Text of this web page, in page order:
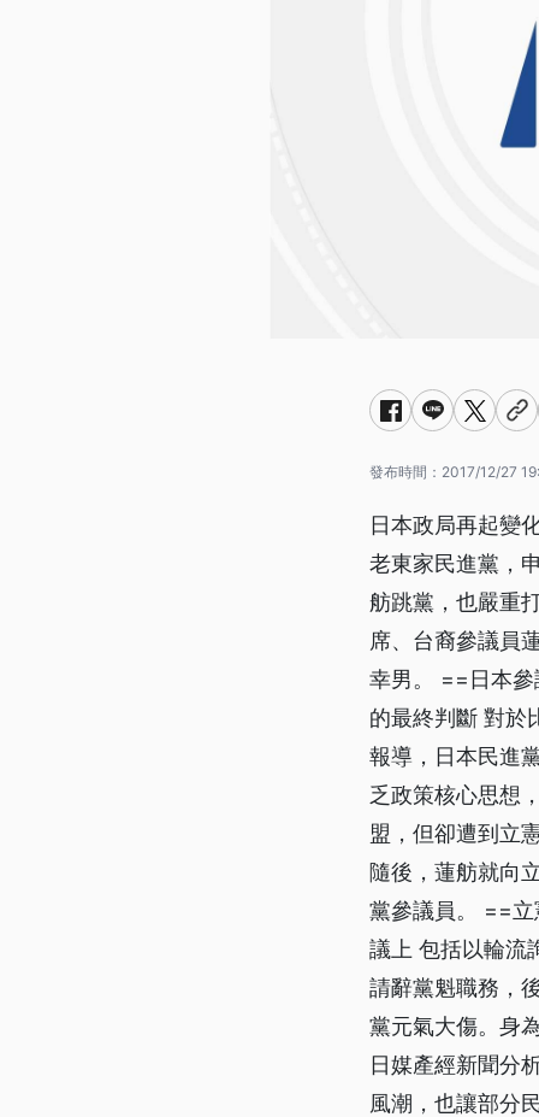
發布時間： 2017/12/27
日本政局再起變
老東家民進黨，
舫跳黨，也嚴重
席、台裔參議員
幸男。 ==日本
的最終判斷 對於
報導，日本民進
乏政策核心思想
盟，但卻遭到立
隨後，蓮舫就向
黨參議員。 ==
議上 包括以輪流
請辭黨魁職務，
黨元氣大傷。身
日媒產經新聞分
風潮，也讓部分